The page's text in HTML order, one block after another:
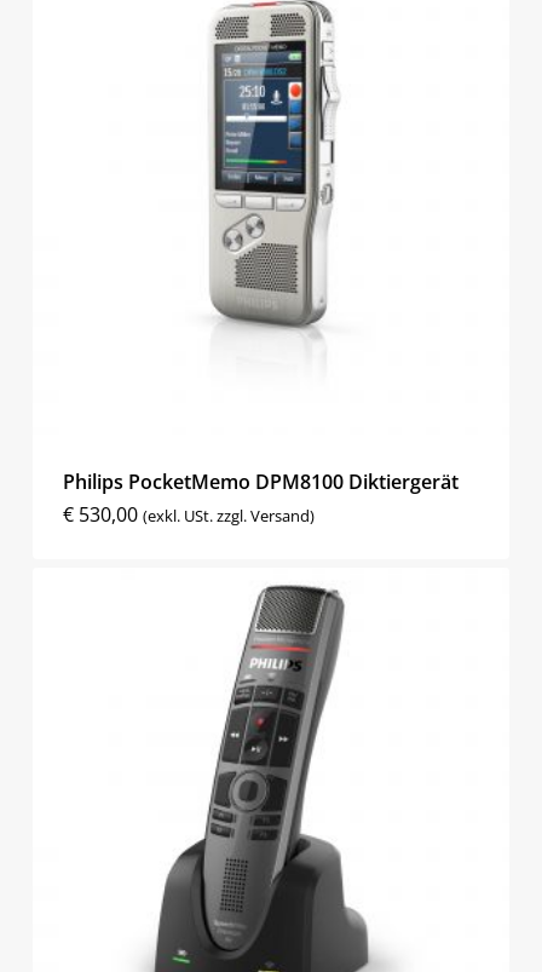
Philips PocketMemo DPM8100 Diktiergerät
€530,00 (exkl. USt. zzgl. Versand)